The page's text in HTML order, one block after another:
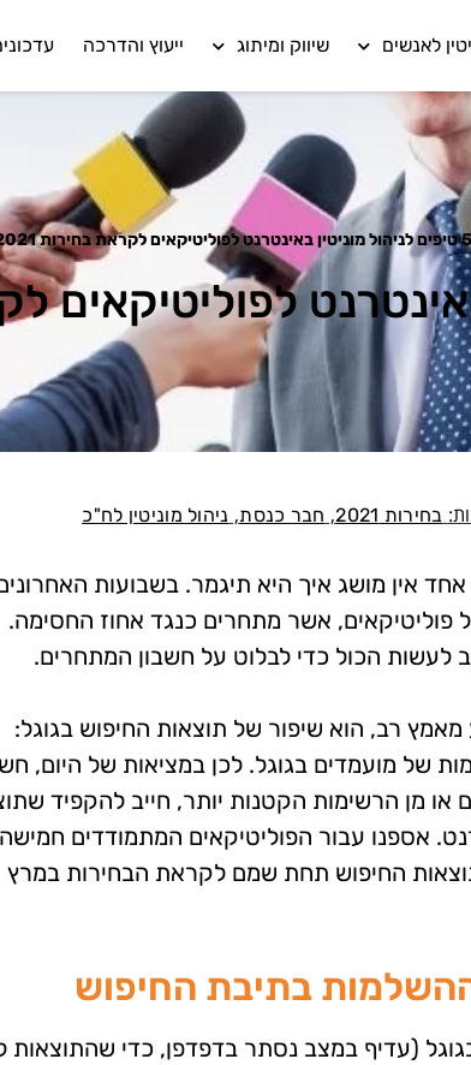
לאנשים שיווק ומיתוג ייעוץ והדרכה
5 טיפים לניהול מוניטין באינטרנט לפוליטיקאים לקראת בחירות 2021
בחירות 2021 , חבר כנסת, ניהול מוניטין לח"כ
אין מושג איך היא תיגמר. בשבועות
פוליטיקאים, אשר מתחרים כנגד אחוז החסימה.
הכול כדי לבלוט על חשבון המתחרים.
רב, הוא שיפור של תוצאות החיפוש בגוגל:
של מועמדים בגוגל. לכן במציאות של היום,
או מן הרשימות הקטנות יותר, חייב להקפיד
אספנו עבור הפוליטיקאים המתמודדים חמישה
החיפוש תחת שמם לקראת הבחירות במרץ
בתיבת החיפוש
(עדיף במצב נסתר בדפדפן, כדי שהתוצאות